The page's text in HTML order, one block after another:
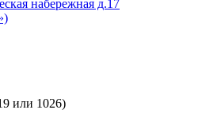
набережная д.17
или 1026)